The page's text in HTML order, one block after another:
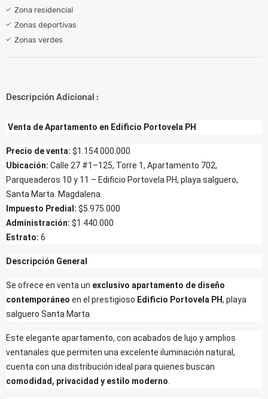
Zona residencial
Zonas deportivas
Zonas verdes
Descripción Adicional :
Venta de Apartamento en Edificio Portovela PH
Precio de venta: $1.154.000.000
Ubicación: Calle 27 #1–125, Torre 1, Apartamento 702,
Parqueaderos 10 y 11 – Edificio Portovela PH, playa salguero,
Santa Marta. Magdalena.
Impuesto Predial: $5.975.000
Administración: $1.440.000
Estrato: 6
Descripción General
Se ofrece en venta un exclusivo apartamento de diseño
contemporáneo en el prestigioso Edificio Portovela PH, playa
salguero Santa Marta
Este elegante apartamento, con acabados de lujo y amplios
ventanales que permiten una excelente iluminación natural,
cuenta con una distribución ideal para quienes buscan
comodidad, privacidad y estilo moderno